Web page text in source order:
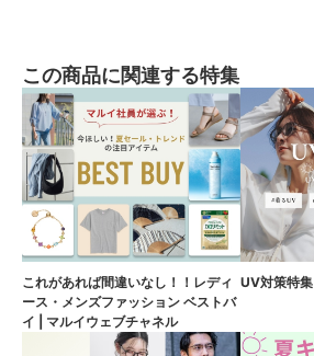
この商品に関連する特集
これがあれば間違いなし！！レディ
ース・メンズファッション ベストバ
イ | マルイウェブチャネル
UV対策特集